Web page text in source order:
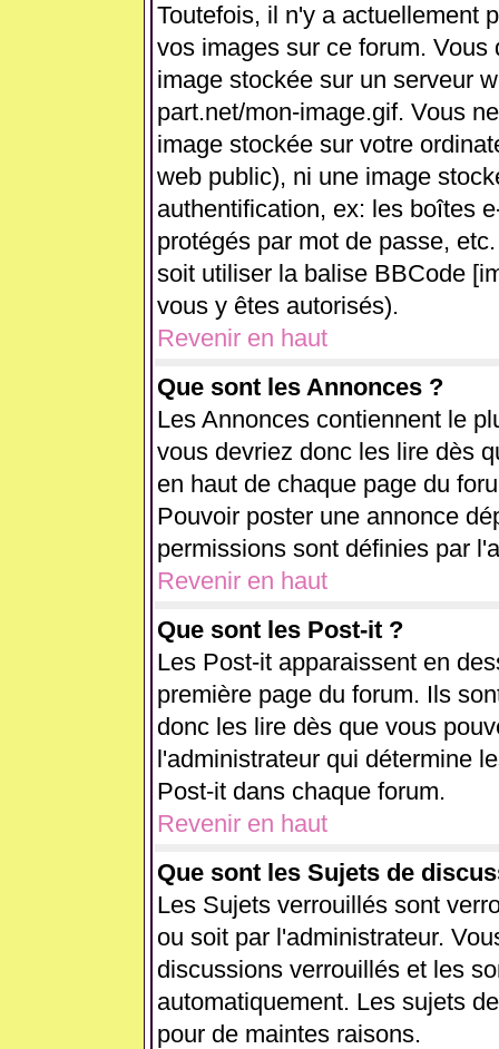
Toutefois, il n'y a actuellement
vos images sur ce forum.
image stockée sur un serveur
part.net/mon-image.gif. Vous
image stockée sur votre
web public), ni une image
authentification, ex: les boîtes
protégés par mot de passe,
soit utiliser la balise BBCode
vous y êtes autorisés).
Revenir en haut
Que sont les Annonces ?
Les Annonces contiennent le
vous devriez donc les lire dès
en haut de chaque page du
Pouvoir poster une annonce
permissions sont définies par
Revenir en haut
Que sont les Post-it ?
Les Post-it apparaissent en
première page du forum. Ils
donc les lire dès que vous
l'administrateur qui détermine
Post-it dans chaque forum.
Revenir en haut
Que sont les Sujets de
Les Sujets verrouillés sont
ou soit par l'administrateur.
discussions verrouillés et les
automatiquement. Les sujets
pour de maintes raisons.